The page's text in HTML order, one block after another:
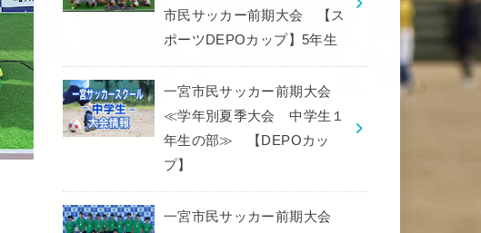
市民サッカー前期大会 【ス
ポーツDEPOカップ】5年生
一宮市民サッカー前期大会
≪学年別夏季大会 中学生１
年生の部≫ 【DEPOカッ
プ】
一宮市民サッカー前期大会